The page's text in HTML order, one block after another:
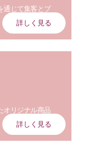
通じて集客とブ
詳しく見る
オリジナル商品
詳しく見る